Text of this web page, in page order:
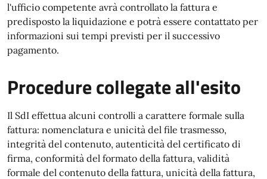
l'ufficio competente avrà controllato la fattura e
predisposto la liquidazione e potrà essere contattato per
informazioni sui tempi previsti per il successivo
pagamento.
Procedure collegate all'esito
Il SdI effettua alcuni controlli a carattere formale sulla
fattura: nomenclatura e unicità del file trasmesso,
integrità del contenuto, autenticità del certificato di
firma, conformità del formato della fattura, validità
formale del contenuto della fattura, unicità della fattura,